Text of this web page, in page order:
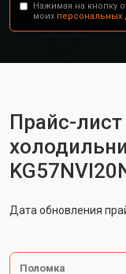
Нажимая на кнопку
моих персональных
Прайс-
Дата обновления
Поломка